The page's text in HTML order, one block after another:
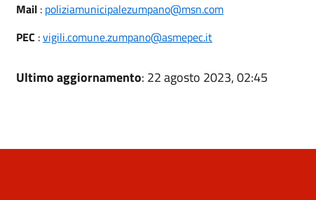
Mail: poliziamunicipalezumpano@msn.com
PEC :vigili.comune.zumpano@asmepec.it
Ultimo aggiornamento: 22 agosto 2023, 02:45